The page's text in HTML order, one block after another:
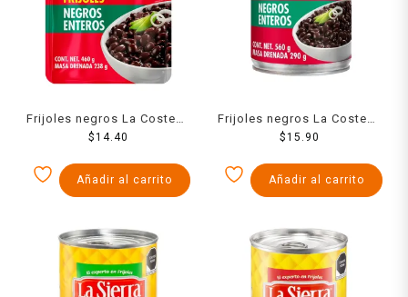
Frijoles negros La Costeña
enteros en bolsa 460 g
$14.40
Añadir al carrito
Frijoles negros La Costeña
enteros en lata 560 g
$15.90
Añadir al carrito